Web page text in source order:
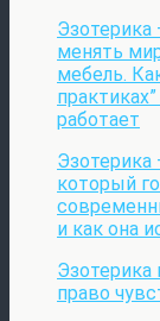
менять
мебель.
работает
который
и как она
Эзотерика
право